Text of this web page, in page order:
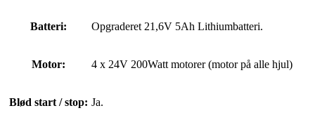
Batteri: Opgraderet 21,6V 5Ah Lithiumbatteri.
Motor: 4 x 24V 200Watt motorer (motor på alle hjul)
Blød start / stop: Ja.